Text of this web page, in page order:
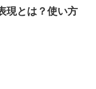
現とは？使い方